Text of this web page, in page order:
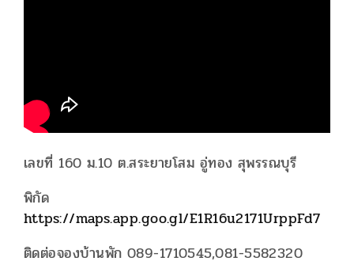
เลขที่ 160 ม.10 ต.สระยายโสม อู่ทอง สุพรรณบุรี
พิกัด
https://maps.app.goo.gl/E1R16u2171UrppFd7
ติดต่อจองบ้านพัก 089-1710545,081-5582320